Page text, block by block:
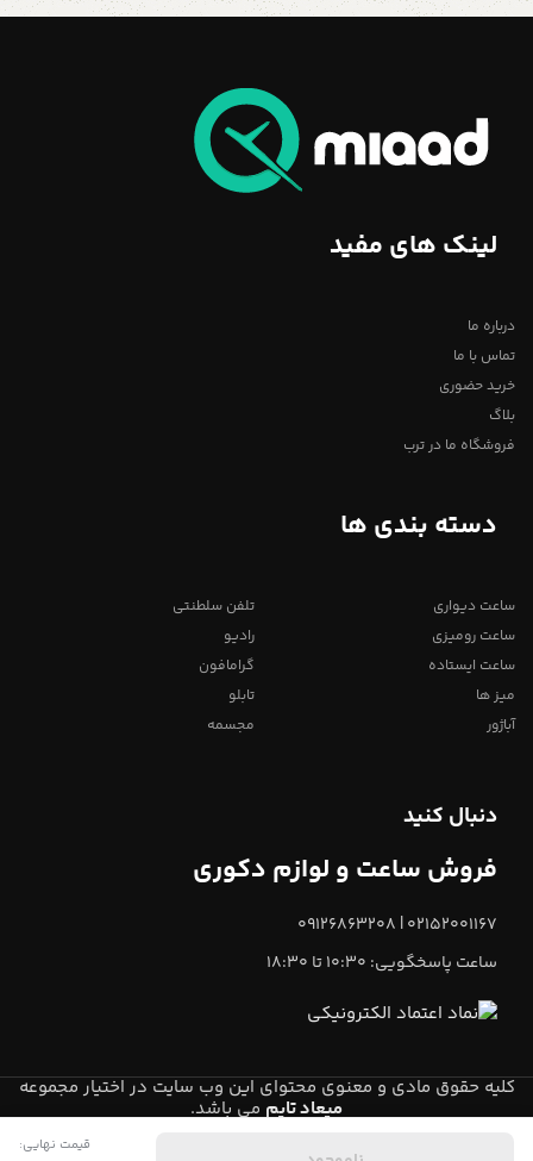
قیمت نهایی:
لینک های مفید
درباره ما
تماس با ما
خرید حضوری
بلاگ
فروشگاه ما در ترب
دسته بندی ها
ساعت دیواری
ساعت رومیزی
ساعت ایستاده
میز ها
آباژور
تلفن سلطنتی
رادیو
گرامافون
تابلو
مجسمه
دنبال کنید
فروش ساعت و لوازم دکوری
02152001167 | 09126863208
ساعت پاسخگویی: 10:30 تا 18:30
کلیه حقوق مادی و معنوی محتوای این وب سایت در اختیار مجموعه
میعاد تایم می باشد.